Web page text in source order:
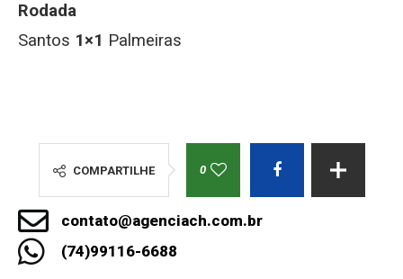
Rodada
Santos 1×1 Palmeiras
COMPARTILHE 0
contato@agenciach.com.br
(74)99116-6688